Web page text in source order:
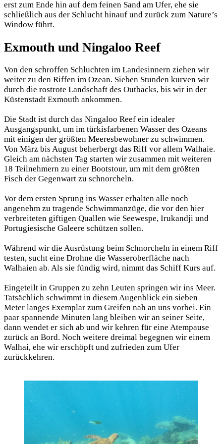
erst zum Ende hin auf dem feinen Sand am Ufer, ehe sie
schließlich aus der Schlucht hinauf und zurück zum Nature’s
Window führt.
Exmouth und Ningaloo Reef
Von den schroffen Schluchten im Landesinnern ziehen wir
weiter zu den Riffen im Ozean. Sieben Stunden kurven wir
durch die rostrote Landschaft des Outbacks, bis wir in der
Küstenstadt Exmouth ankommen.
Die Stadt ist durch das Ningaloo Reef ein idealer
Ausgangspunkt, um im türkisfarbenen Wasser des Ozeans
mit einigen der größten Meeresbewohner zu schwimmen.
Von März bis August beherbergt das Riff vor allem Walhaie.
Gleich am nächsten Tag starten wir zusammen mit weiteren
18 Teilnehmern zu einer Bootstour, um mit dem größten
Fisch der Gegenwart zu schnorcheln.
Vor dem ersten Sprung ins Wasser erhalten alle noch
angenehm zu tragende Schwimmanzüge, die vor den hier
verbreiteten giftigen Quallen wie Seewespe, Irukandji und
Portugiesische Galeere schützen sollen.
Während wir die Ausrüstung beim Schnorcheln in einem Riff
testen, sucht eine Drohne die Wasseroberfläche nach
Walhaien ab. Als sie fündig wird, nimmt das Schiff Kurs auf.
Eingeteilt in Gruppen zu zehn Leuten springen wir ins Meer.
Tatsächlich schwimmt in diesem Augenblick ein sieben
Meter langes Exemplar zum Greifen nah an uns vorbei. Ein
paar spannende Minuten lang bleiben wir an seiner Seite,
dann wendet er sich ab und wir kehren für eine Atempause
zurück an Bord. Noch weitere dreimal begegnen wir einem
Walhai, ehe wir erschöpft und zufrieden zum Ufer
zurückkehren.